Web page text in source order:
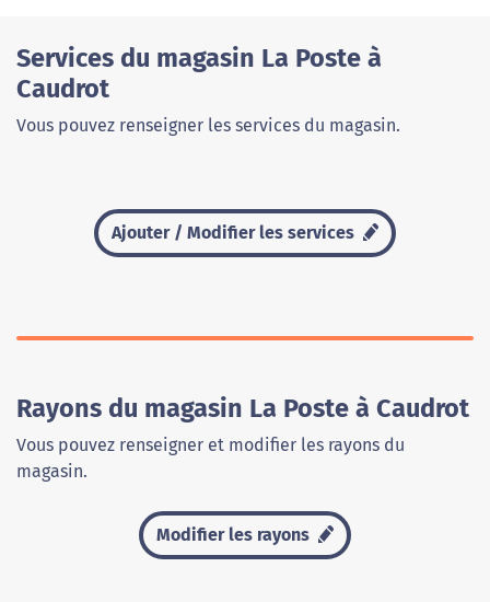
Services du magasin La Poste à
Caudrot
Vous pouvez renseigner les services du magasin.
Ajouter / Modifier les services
Rayons du magasin La Poste à Caudrot
Vous pouvez renseigner et modifier les rayons du
magasin.
Modifier les rayons